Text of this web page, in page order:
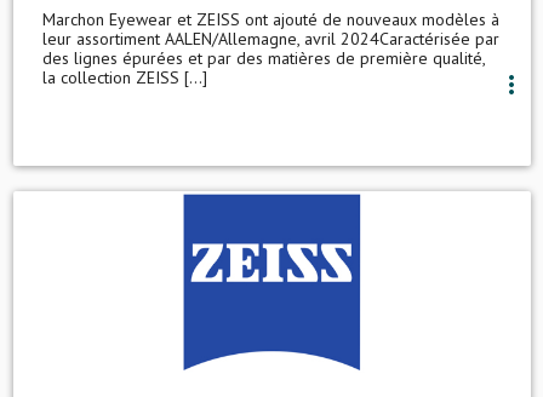
Marchon Eyewear et ZEISS ont ajouté de nouveaux modèles à
leur assortiment AALEN/Allemagne, avril 2024Caractérisée par
des lignes épurées et par des matières de première qualité,
la collection ZEISS [...]
more_vert